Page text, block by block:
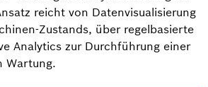
reicht von Datenvisualisierung
Zustands, über regelbasierte
Analytics zur Durchführung einer
Wartung.